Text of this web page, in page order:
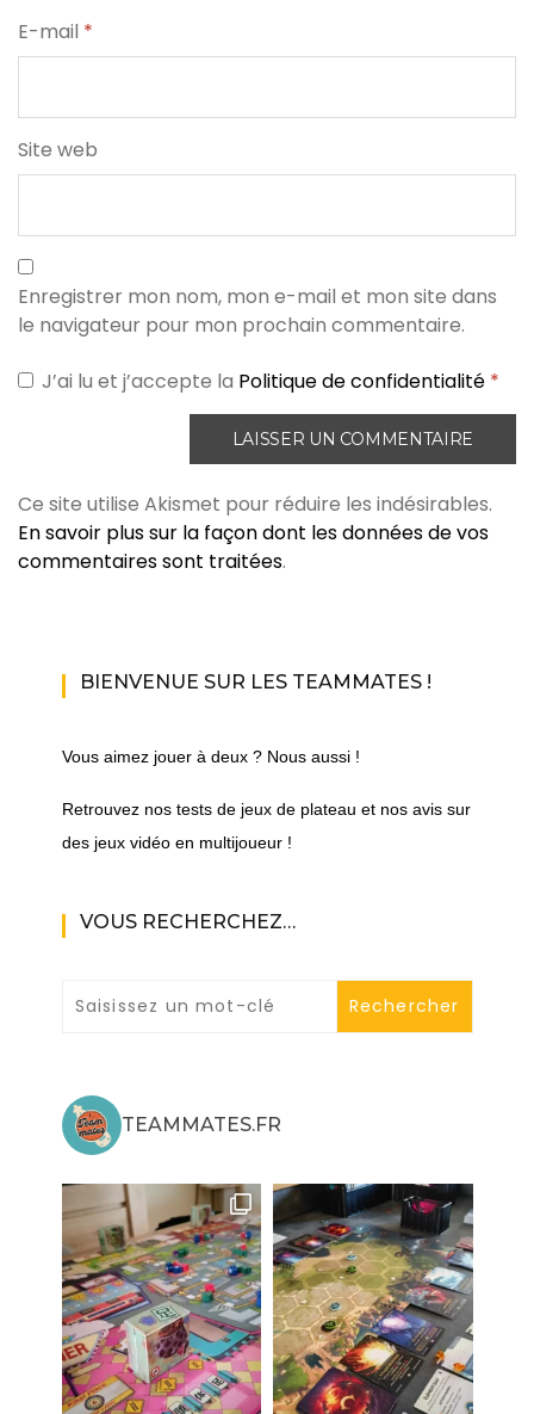
E-mail *
Site web
Enregistrer mon nom, mon e-mail et mon site dans
le navigateur pour mon prochain commentaire.
J’ai lu et j’accepte la Politique de confidentialité *
Ce site utilise Akismet pour réduire les indésirables.
En savoir plus sur la façon dont les données de vos
commentaires sont traitées.
BIENVENUE SUR LES TEAMMATES !
Vous aimez jouer à deux ? Nous aussi !
Retrouvez nos tests de jeux de plateau et nos avis sur
des jeux vidéo en multijoueur !
VOUS RECHERCHEZ…
TEAMMATES.FR